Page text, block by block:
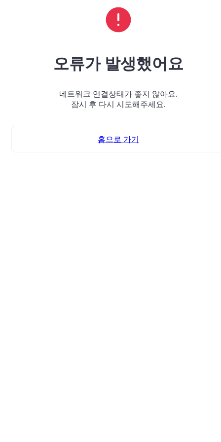
오류가 발생했어요
네트워크 연결상태가 좋지 않아요.
잠시 후 다시 시도해주세요.
홈으로 가기